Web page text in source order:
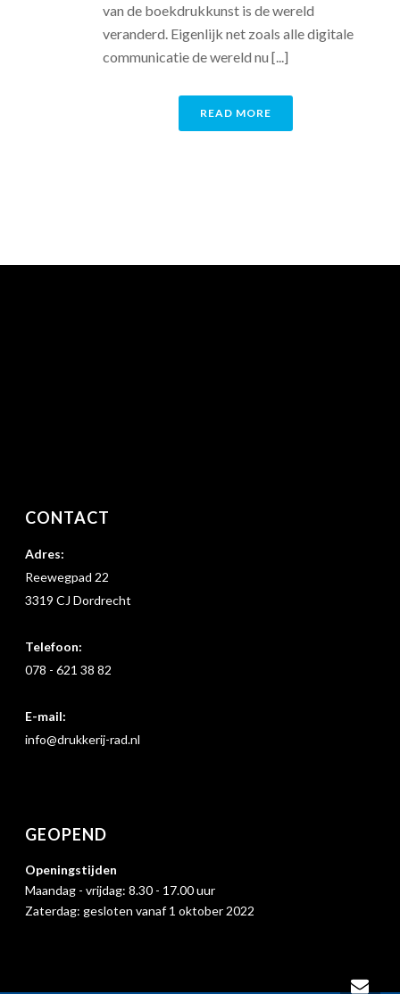
van de boekdrukkunst is de wereld
veranderd. Eigenlijk net zoals alle digitale
communicatie de wereld nu [...]
READ MORE
CONTACT
Adres:
Reewegpad 22
3319 CJ Dordrecht
Telefoon:
078 - 621 38 82
E-mail:
info@drukkerij-rad.nl
GEOPEND
Openingstijden
Maandag - vrijdag: 8.30 - 17.00 uur
Zaterdag: gesloten vanaf 1 oktober 2022